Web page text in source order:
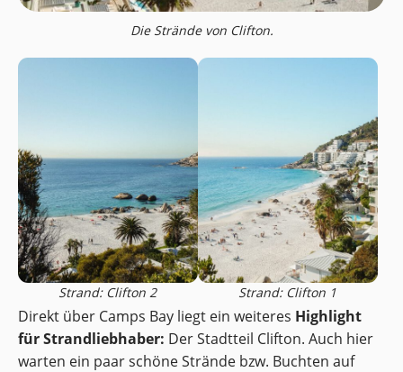
Die Strände von Clifton.
Strand: Clifton 2 Strand: Clifton 1
Direkt über Camps Bay liegt ein weiteres Highlight
für Strandliebhaber: Der Stadtteil Clifton. Auch hier
warten ein paar schöne Strände bzw. Buchten auf